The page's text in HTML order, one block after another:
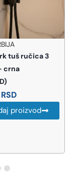
POTAPAJUĆA
3 48TOP13A1
proizvod